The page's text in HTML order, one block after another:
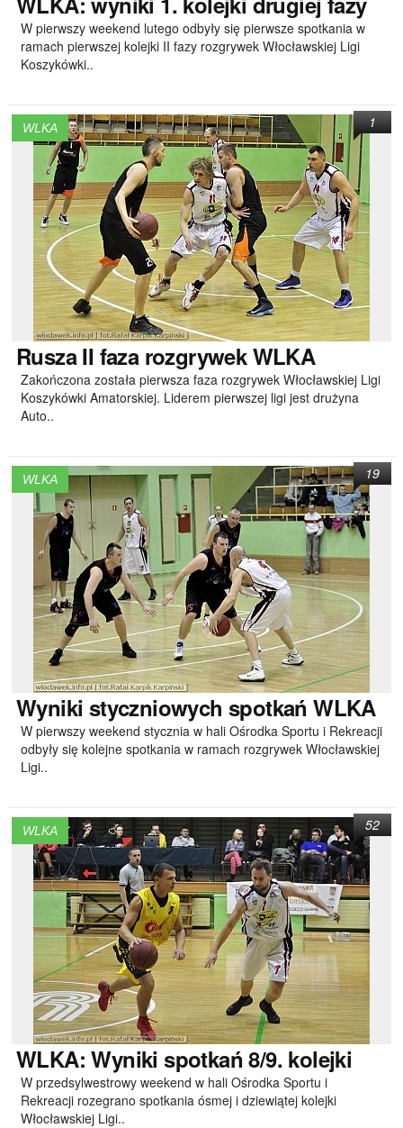
W pierwszy weekend lutego odbyły się pierwsze spotkania w
ramach pierwszej kolejki II fazy rozgrywek Włocławskiej Ligi
Koszykówki..
WLKA
RuszaII faza rozgrywek WLKA
Zakończona została pierwsza faza rozgrywek Włocławskiej Ligi
Koszykówki Amatorskiej. Liderem pierwszej ligi jest drużyna
Auto..
1
WLKA
Wyniki styczniowych spotkań WLKA
W pierwszy weekend stycznia w hali Ośrodka Sportu i Rekreacji
odbyły się kolejne spotkania w ramach rozgrywek Włocławskiej
Ligi..
19
WLKA
WLKA: Wyniki spotkań 8/9. kolejki
W przedsylwestrowy weekend w hali Ośrodka Sportu i
Rekreacji rozegrano spotkania ósmej i dziewiątej kolejki
Włocławskiej Ligi..
52